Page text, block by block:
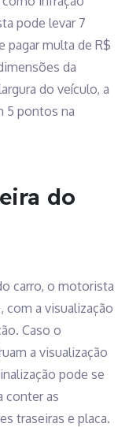
pode levar 7
pagar multa de R$
da
do veículo, a
5 pontos na
do
carro, o motorista
com a visualização
Caso o
a visualização
pode se
conter as
traseiras e placa.